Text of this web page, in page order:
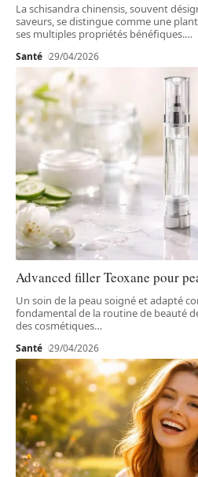
La schisandra chinensis, souvent
saveurs, se distingue comme une
ses multiples propriétés bénéfiques.…
Santé 29/04/2026
Advanced filler Teoxane pour
Un soin de la peau soigné et adapté
fondamental de la routine de beauté
des cosmétiques…
Santé 29/04/2026